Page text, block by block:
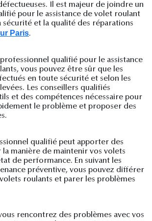
Il est majeur de joindre un
pour le assistance de volet roulant
sécurité et la qualité des réparations
Paris.
professionnel qualifié pour le assistance
vous pouvez être sûr que les
en toute sécurité et selon les
Les conseillers qualifiés
et des compétences nécessaire pour
le problème et proposer des
qualifié peut apporter des
la manière de maintenir vos volets
de performance. En suivant les
préventive, vous pouvez différer
roulants et parer les problèmes
rencontrez des problèmes avec vos